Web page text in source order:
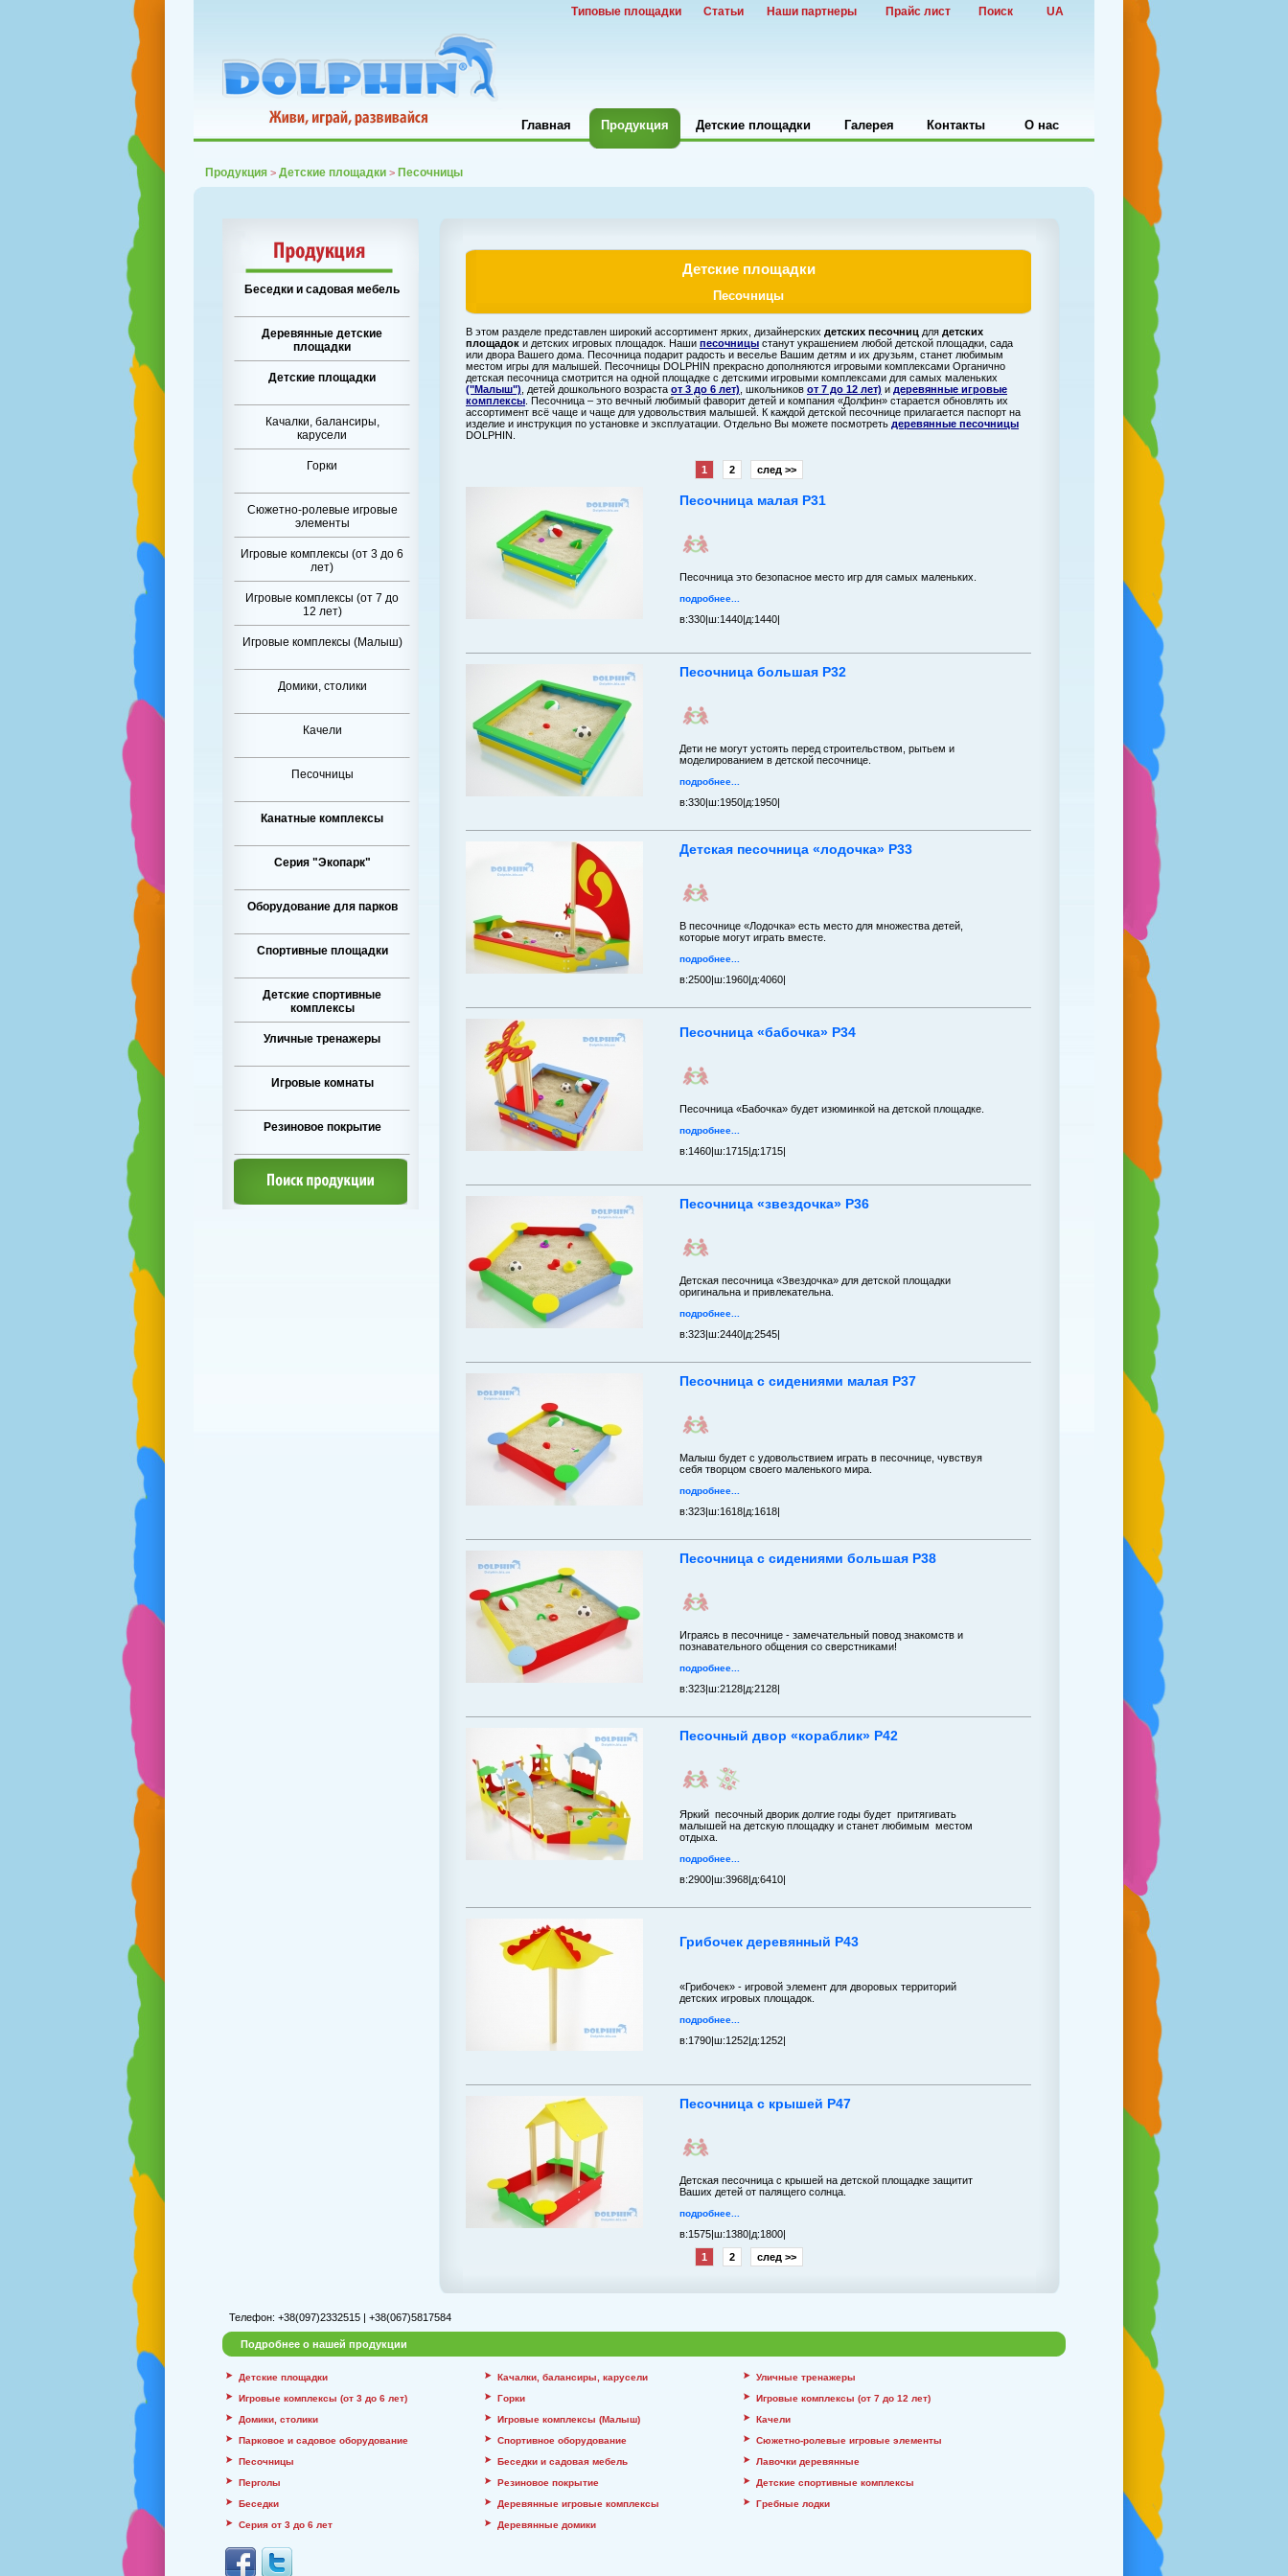
Типовые площадки Статьи Наши партнеры Прайс лист Поиск UA
Главная Продукция Детские площадки Галерея Контакты О нас
Продукция > Детские площадки > Песочницы
Беседки и садовая мебель
Деревянные детские
площадки
Детские площадки
Качалки, балансиры,
карусели
Горки
Сюжетно-ролевые игровые
элементы
Игровые комплексы (от 3 до 6
лет)
Игровые комплексы (от 7 до
12 лет)
Игровые комплексы (Малыш)
Домики, столики
Качели
Песочницы
Канатные комплексы
Серия "Экопарк"
Оборудование для парков
Спортивные площадки
Детские спортивные
комплексы
Уличные тренажеры
Игровые комнаты
Резиновое покрытие
Детские площадки
Песочницы
В этом разделе представлен широкий ассортимент ярких, дизайнерских детских песочниц для детских
площадок и детских игровых площадок. Наши песочницы станут украшением любой детской площадки, сада
или двора Вашего дома. Песочница подарит радость и веселье Вашим детям и их друзьям, станет любимым
местом игры для малышей. Песочницы DOLPHIN прекрасно дополняются игровыми комплексами Органично
детская песочница смотрится на одной площадке с детскими игровыми комплексами для самых маленьких
("Малыш") , детей дошкольного возраста от 3 до 6 лет) , школьников от 7 до 12 лет) и деревянные игровые
комплексы . Песочница – это вечный любимый фаворит детей и компания «Долфин» старается обновлять их
ассортимент всё чаще и чаще для удовольствия малышей. К каждой детской песочнице прилагается паспорт на
изделие и инструкция по установке и эксплуатации. Отдельно Вы можете посмотреть деревянные песочницы
DOLPHIN.
1 2 след >>
Песочница малая P31
Песочница это безопасное место игр для самых маленьких.
подробнее...
в:330|ш:1440|д:1440|
Песочница большая P32
Дети не могут устоять перед строительством, рытьем и
моделированием в детской песочнице.
подробнее...
в:330|ш:1950|д:1950|
Детская песочница «лодочка» P33
В песочнице «Лодочка» есть место для множества детей,
которые могут играть вместе.
подробнее...
в:2500|ш:1960|д:4060|
Песочница «бабочка» P34
Песочница «Бабочка» будет изюминкой на детской площадке.
подробнее...
в:1460|ш:1715|д:1715|
Песочница «звездочка» P36
Детская песочница «Звездочка» для детской площадки
оригинальна и привлекательна.
подробнее...
в:323|ш:2440|д:2545|
Песочница с сидениями малая P37
Малыш будет с удовольствием играть в песочнице, чувствуя
себя творцом своего маленького мира.
подробнее...
в:323|ш:1618|д:1618|
Песочница с сидениями большая P38
Играясь в песочнице - замечательный повод знакомств и
познавательного общения со сверстниками!
подробнее...
в:323|ш:2128|д:2128|
Песочный двор «кораблик» P42
Яркий песочный дворик долгие годы будет притягивать
малышей на детскую площадку и станет любимым местом
отдыха.
подробнее...
в:2900|ш:3968|д:6410|
Грибочек деревянный P43
«Грибочек» - игровой элемент для дворовых территорий
детских игровых площадок.
подробнее...
в:1790|ш:1252|д:1252|
Песочница с крышей P47
Детская песочница с крышей на детской площадке защитит
Ваших детей от палящего солнца.
подробнее...
в:1575|ш:1380|д:1800|
1
2 след >>
Телефон: +38(097)2332515 | +38(067)5817584
Подробнее о нашей продукции
Детские площадки Качалки, балансиры, карусели
Уличные тренажеры
Игровые комплексы (от 3 до 6 лет)
Горки
Игровые комплексы (от 7 до 12 лет)
Домики, столики
Игровые комплексы (Малыш)
Качели
Парковое и садовое оборудование
Спортивное оборудование
Сюжетно-ролевые игровые элементы
Песочницы
Беседки и садовая мебель
Лавочки деревянные
Перголы
Резиновое покрытие
Детские спортивные комплексы
Беседки
Деревянные игровые комплексы
Гребные лодки
Серия от 3 до 6 лет
Деревянные домики